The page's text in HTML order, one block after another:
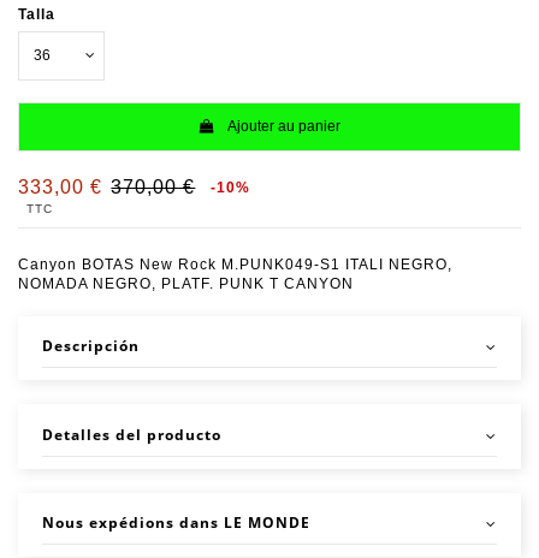
Talla
Ajouter au panier
333,00 € 370,00 € -10%
TTC
Canyon BOTAS New Rock M.PUNK049-S1 ITALI NEGRO,
NOMADA NEGRO, PLATF. PUNK T CANYON
Descripción
Detalles del producto
Nous expédions dans LE MONDE